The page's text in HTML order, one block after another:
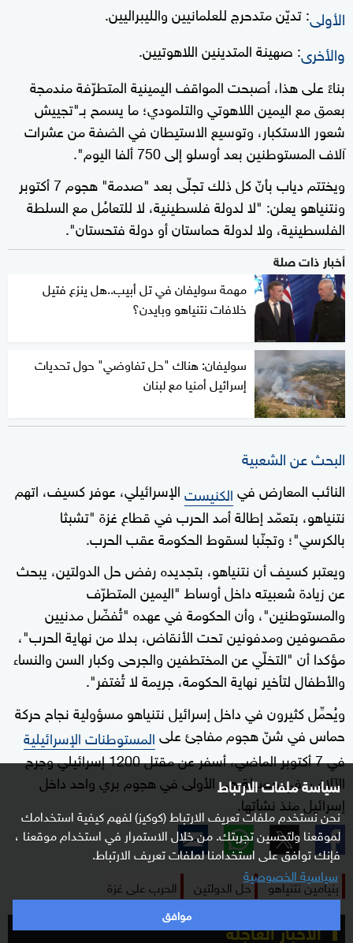
سياسة ملفات الارتباط
نحن نستخدم ملفات تعريف الارتباط (كوكيز) لفهم كيفية استخدامك
لموقعنا ولتحسين تجربتك. من خلال الاستمرار في استخدام موقعنا ،
فإنك توافق على استخدامنا لملفات تعريف الارتباط.
سياسية الخصوصية
موافق
الأولى: تديّن متدحرج للعلمانيين والليبراليين.
والأخرى: صهينة المتدينين اللاهوتيين.
بناءً على هذا، أصبحت المواقف اليمينية المتطرّفة مندمجة
بعمق مع اليمين اللاهوتي والتلمودي؛ ما يسمح بـ"تجييش
شعور الاستكبار، وتوسيع الاستيطان في الضفة من عشرات
آلاف المستوطنين بعد أوسلو إلى 750 ألفا اليوم".
ويختتم دياب بأنّ كل ذلك تجلّى بعد "صدمة" هجوم 7 أكتوبر
ونتنياهو يعلن: "لا لدولة فلسطينية، لا للتعامُل مع السلطة
الفلسطينية، ولا لدولة حماستان أو دولة فتحستان".
أخبار ذات صلة
مهمة سوليفان في تل أبيب..هل ينزع فتيل
خلافات نتنياهو وبايدن؟
سوليفان: هناك "حل تفاوضي" حول تحديات
إسرائيل أمنيا مع لبنان
البحث عن الشعبية
النائب المعارض فيالكنيستالإسرائيلي، عوفر كسيف، اتهم
نتنياهو، بتعمّد إطالة أمد الحرب في قطاع غزة "تشبثا
بالكرسي"؛ وتجنّبا لسقوط الحكومة عقب الحرب.
ويعتبر كسيف أن نتنياهو، بتجديده رفض حل الدولتين، يبحث
عن زيادة شعبيته داخل أوساط "اليمين المتطرّف
والمستوطنين"، وأن الحكومة في عهده "تُفضّل مدنيين
مقصوفين ومدفونين تحت الأنقاض، بدلا من نهاية الحرب"،
مؤكدا أن "التخلّي عن المختطفين والجرحى وكبار السن والنساء
والأطفال لتأخير نهاية الحكومة، جريمة لا تُغتفر".
ويُحمِّل كثيرون في داخل إسرائيل نتنياهو مسؤولية نجاح حركة
حماس في شنّ هجوم مفاجئ علىالمستوطنات الإسرائيلية
في 7 أكتوبر الماضي، أسفر عن مقتل 1200 إسرائيلي وجرح
الآلاف، في حصيلة هي الأولى في هجوم بري واحد داخل
إسرائيل منذ نشأتها.
بنيامين نتنياهو حل الدولتين الحرب على غزة
الأخبار العاجلة